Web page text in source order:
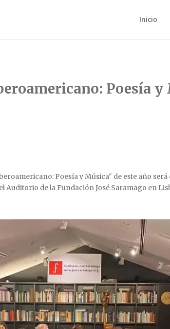
Inicio
Poesía y
Poesía y Música" de este año será
Auditorio de la Fundación José Saramago en